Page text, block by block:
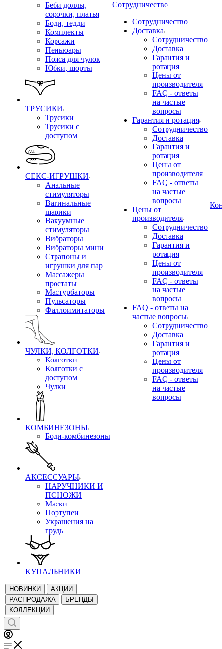
Беби доллы,
сорочки, платья
Боди, тедди
Комплекты
Корсажи
Пеньюары
Пояса для чулок
Юбки, шорты
ТРУСИКИ
Трусики
Трусики с
доступом
СЕКС-ИГРУШКИ
Анальные
стимуляторы
Вагинальные
шарики
Вакуумные
стимуляторы
Вибраторы
Вибраторы мини
Страпоны и
игрушки для пар
Массажеры
простаты
Мастурбаторы
Пульсаторы
Фаллоимитаторы
ЧУЛКИ, КОЛГОТКИ
Колготки
Колготки с
доступом
Чулки
КОМБИНЕЗОНЫ
Боди-комбинезоны
АКСЕССУАРЫ
НАРУЧНИКИ И
ПОНОЖИ
Маски
Портупеи
Украшения на
грудь
КУПАЛЬНИКИ
НОВИНКИ
АКЦИИ
РАСПРОДАЖА
БРЕНДЫ
КОЛЛЕКЦИИ
Сотрудничество
Сотрудничество
Доставка
Сотрудничество
Доставка
Гарантия и
ротация
Цены от
производителя
FAQ - ответы
на частые
вопросы
Гарантия и ротация
Сотрудничество
Доставка
Гарантия и
ротация
Цены от
производителя
FAQ - ответы
на частые
вопросы
Цены от
производителя
Сотрудничество
Доставка
Гарантия и
ротация
Цены от
производителя
FAQ - ответы
на частые
вопросы
FAQ - ответы на
частые вопросы
Сотрудничество
Доставка
Гарантия и
ротация
Цены от
производителя
FAQ - ответы
на частые
вопросы